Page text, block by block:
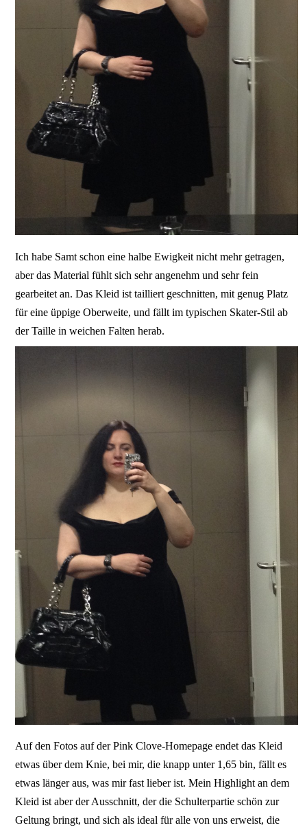
Ich habe Samt schon eine halbe Ewigkeit nicht mehr getragen,
aber das Material fühlt sich sehr angenehm und sehr fein
gearbeitet an. Das Kleid ist tailliert geschnitten, mit genug Platz
für eine üppige Oberweite, und fällt im typischen Skater-Stil ab
der Taille in weichen Falten herab.
Auf den Fotos auf der Pink Clove-Homepage endet das Kleid
etwas über dem Knie, bei mir, die knapp unter 1,65 bin, fällt es
etwas länger aus, was mir fast lieber ist. Mein Highlight an dem
Kleid ist aber der Ausschnitt, der die Schulterpartie schön zur
Geltung bringt, und sich als ideal für alle von uns erweist, die